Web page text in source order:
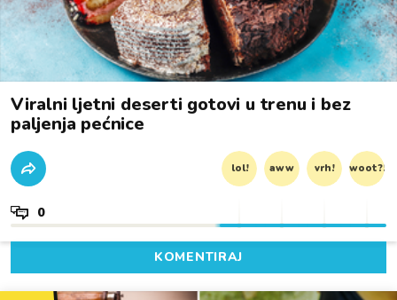
Viralni ljetni deserti gotovi u trenu i bez
paljenja pećnice
lol! aww vrh! woot?!
0
KOMENTIRAJ